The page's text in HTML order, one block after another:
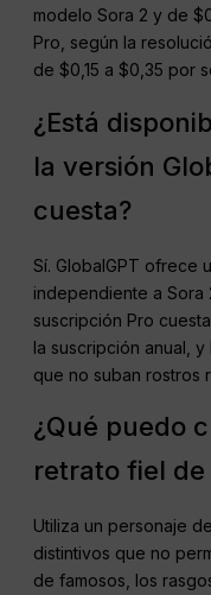
modelo Sora 2 y de
Pro, según la
de $0,15 a $0,35 por
¿Está
la versión
cuesta?
Sí. GlobalGPT ofrece
independiente a Sora
suscripción Pro
la suscripción anual,
que no suban rostros
¿Qué puedo
retrato fiel
Utiliza un personaje
distintivos que no
de famosos, los